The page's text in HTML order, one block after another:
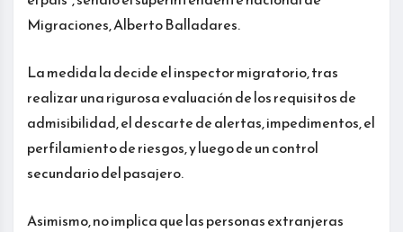
Migraciones, Alberto Balladares.
La medida la decide el inspector migratorio, tras
realizar una rigurosa evaluación de los requisitos de
admisibilidad, el descarte de alertas, impedimentos, el
perfilamiento de riesgos, y luego de un control
secundario del pasajero.
Asimismo, no implica que las personas extranjeras